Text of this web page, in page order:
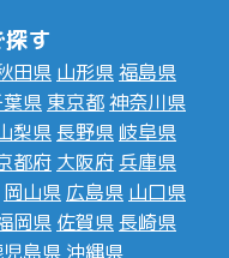
す
田県 山形県福島県
県 東京都神奈川県
梨県 長野県 岐阜県
都府 大阪府 兵庫県
岡山県 広島県 山口県
岡県 佐賀県 長崎県
島県 沖縄県